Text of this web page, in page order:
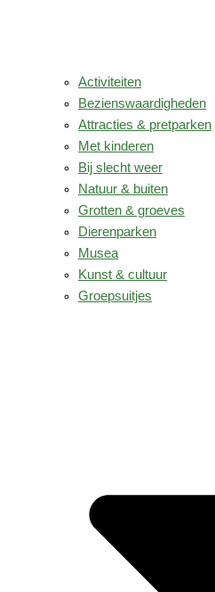
Activiteiten
Bezienswaardigheden
Attracties & pretparken
Met kinderen
Bij slecht weer
Natuur & buiten
Grotten & groeves
Dierenparken
Musea
Kunst & cultuur
Groepsuitjes